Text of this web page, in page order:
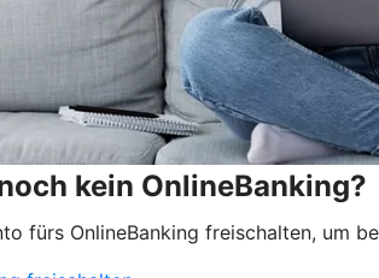
kein OnlineBanking?
fürs OnlineBanking freischalten, um